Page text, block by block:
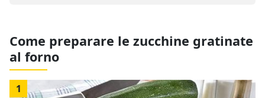
Come preparare le zucchine gratinate
al forno
1